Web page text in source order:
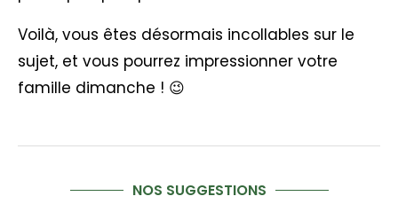
Voilà, vous êtes désormais incollables sur le
sujet, et vous pourrez impressionner votre
famille dimanche ! 😉
NOS SUGGESTIONS